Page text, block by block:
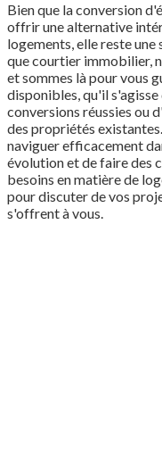
Bien que la conversion
offrir une alternative
logements, elle reste
que courtier immobilier,
et sommes là pour vous
disponibles, qu'il
conversions réussies ou
des propriétés
naviguer efficacement
évolution et de faire des
besoins en matière de
pour discuter de vos
s'offrent à vous.